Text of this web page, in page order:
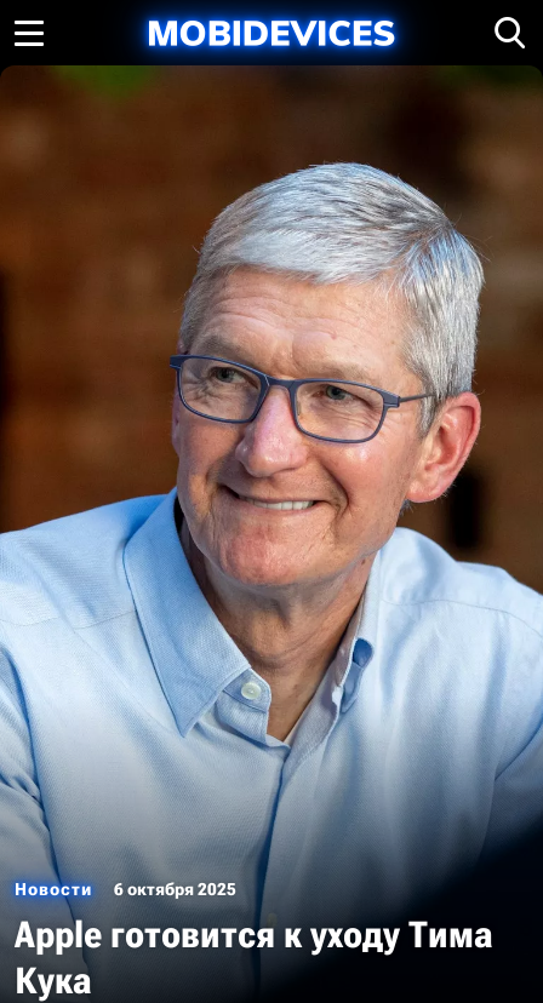
Новости 6 октября 2025
Apple готовится к уходу Тима
Кука